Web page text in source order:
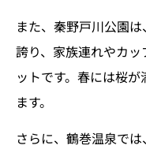
また、秦野戸川公園
誇り、家族連れやカ
ットです。春には桜
ます。
さらに、鶴巻温泉で